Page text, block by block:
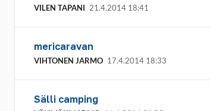
VILEN TAPANI 21.4.2014 18:41
mericaravan
VIHTONEN JARMO 17.4.2014 18:33
Sälli camping